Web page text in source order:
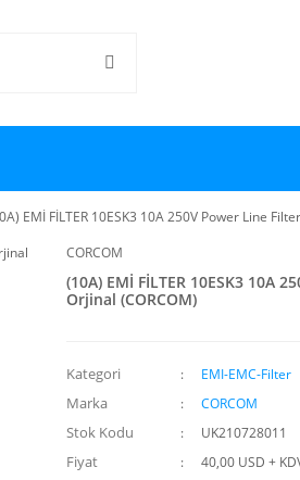
EMİ FİLTER 10ESK3 10A 250V Power Line
CORCOM
(10A) EMİ FİLTER 10ESK3 10A
Orjinal (CORCOM)
Kategori EMI-EMC-Filter
Marka CORCOM
Stok Kodu UK210728011
Fiyat
40,00 USD +